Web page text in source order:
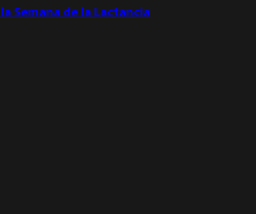
Semana de la Lactancia